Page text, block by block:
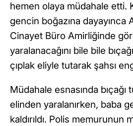
hemen olaya müdahale etti.
gencin boğazına dayayınca
Cinayet Büro Amirliğinde
yaralanacağını bile bile
çıplak eliyle tutarak şahsı
Müdahale esnasında
elinden yaralanırken, baba
kaldırıldı. Polis memurunun